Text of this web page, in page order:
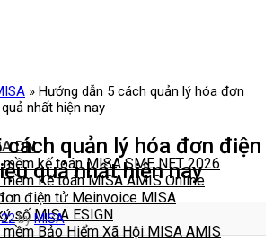
DN
mềm kế toán MISA SME NET 2026
mềm Kế toán MISA AMIS Online
điện tử Meinvoice MISA
số MISA ESIGN
mềm Bảo Hiểm Xã Hội MISA AMIS
» Hướng dẫn 5 cách quản lý hóa đơn
nhất hiện nay
cách quản lý hóa đơn điện
quả nhất hiện nay
byMISA